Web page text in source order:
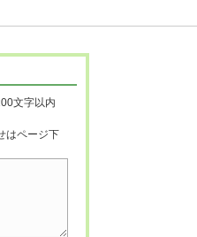
文字以内
はページ下